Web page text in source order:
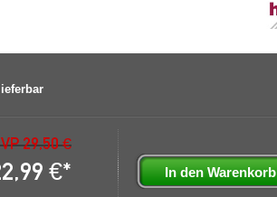
29,50 €
€* In den Warenkorb